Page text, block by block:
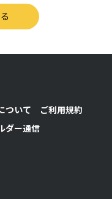
ついて
ご利用規約
ダー通信